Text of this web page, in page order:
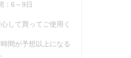
：6～9日
して買ってご使用く
間が予想以上になる